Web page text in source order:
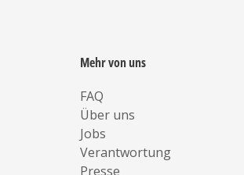
Mehr von uns
FAQ
Über uns
Jobs
Verantwortung
Presse